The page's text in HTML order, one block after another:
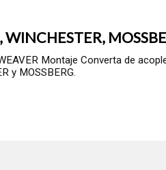
Montaje Converta de
y MOSSBERG.